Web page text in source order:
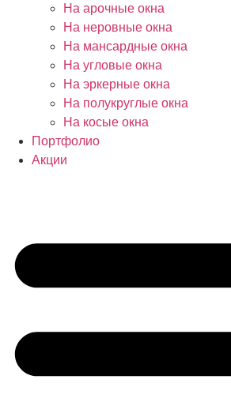
На арочные окна
На неровные окна
На мансардные окна
На угловые окна
На эркерные окна
На полукруглые окна
На косые окна
Портфолио
Акции